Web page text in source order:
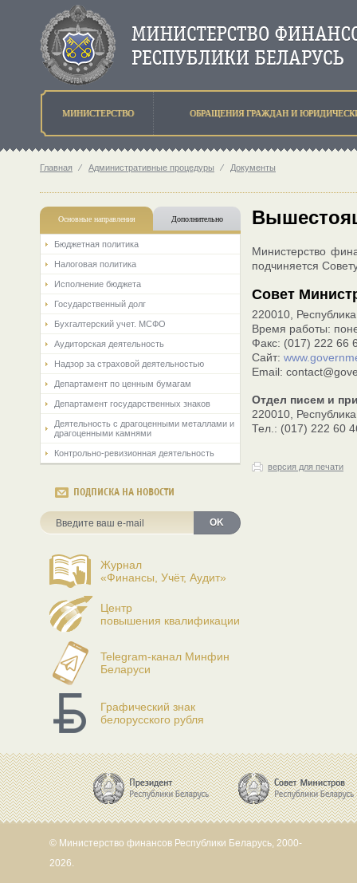
МИНИСТЕРСТВО ОБРАЩЕНИЯ ГРАЖДАН И
Главная ⁄ Административные процедуры ⁄ Документы
Основные направления Дополнительно
Бюджетная политика
Налоговая политика
Исполнение бюджета
Государственный долг
Бухгалтерский учет. МСФО
Аудиторская деятельность
Надзор за страховой деятельностью
Департамент по ценным бумагам
Департамент государственных знаков
Деятельность с драгоценными металлами и
драгоценными камнями
Контрольно-ревизионная деятельность
ПОДПИСКА НА НОВОСТИ
OK
Журнал
«Финансы, Учёт, Аудит»
Центр
повышения квалификации
Telegram-канал Минфин
Беларуси
Графический знак
белорусского рубля
Министерство
подчиняется
Совет
220010,
Время работы:
Факс: (017) 222 66
Сайт:
Email:
Отдел писем и
220010,
Тел.: (017) 222 60
версия для печати
© Министерство финансов Республики Беларусь, 2000-
2026.